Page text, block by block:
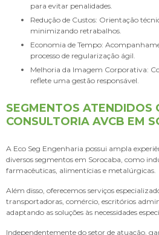
para evitar penalidades.
Redução de Custos: Orientação técnica para adequações corretas,
minimizando retrabalhos.
Economia de Tempo: Acompanhamento profissional para um
processo de regularização ágil.
Melhoria da Imagem Corporativa: Compromisso com a segurança
reflete uma gestão responsável.
SEGMENTOS ATENDIDOS
CONSULTORIA AVCB EM
A Eco Seg Engenharia possui ampla
diversos segmentos em Sorocaba, como
farmacêuticas, alimentícias e metalúrgicas.
Além disso, oferecemos serviços
transportadoras, comércio, escritórios
adaptando as soluções às necessidades
Independentemente do setor de atuação,